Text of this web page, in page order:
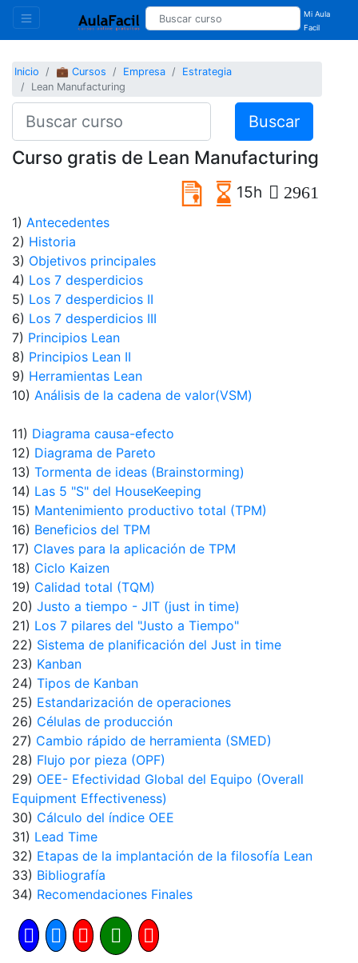
Mi Aula
Facil
Inicio 💼 Cursos Empresa
Estrategia
Lean Manufacturing
Buscar
Curso gratis de Lean Manufacturing
15h 2961
1) Antecedentes
2) Historia
3) Objetivos principales
4) Los 7 desperdicios
5) Los 7 desperdicios II
6) Los 7 desperdicios III
7) Principios Lean
8) Principios Lean II
9) Herramientas Lean
10) Análisis de la cadena de valor(VSM)
11) Diagrama causa-efecto
12) Diagrama de Pareto
13) Tormenta de ideas (Brainstorming)
14) Las 5 "S" del HouseKeeping
15) Mantenimiento productivo total (TPM)
16) Beneficios del TPM
17) Claves para la aplicación de TPM
18) Ciclo Kaizen
19) Calidad total (TQM)
20) Justo a tiempo - JIT (just in time)
21) Los 7 pilares del "Justo a Tiempo"
22) Sistema de planificación del Just in time
23) Kanban
24) Tipos de Kanban
25) Estandarización de operaciones
26) Células de producción
27) Cambio rápido de herramienta (SMED)
28) Flujo por pieza (OPF)
29) OEE- Efectividad Global del Equipo (Overall
Equipment Effectiveness)
30) Cálculo del índice OEE
31) Lead Time
32) Etapas de la implantación de la filosofía Lean
33) Bibliografía
34) Recomendaciones Finales